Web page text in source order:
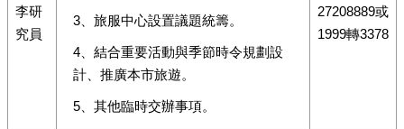
李研
究員
3、旅服中心設置議題統籌。
4、結合重要活動與季節時令規劃設
計、推廣本市旅遊。
5、其他臨時交辦事項。
27208889或
1999轉3378